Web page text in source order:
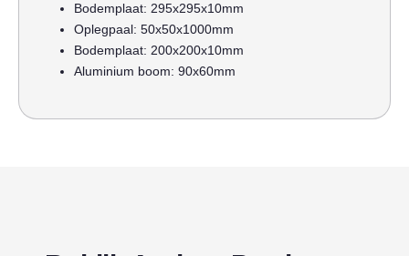
Bodemplaat: 295x295x10mm
Oplegpaal: 50x50x1000mm
Bodemplaat: 200x200x10mm
Aluminium boom: 90x60mm